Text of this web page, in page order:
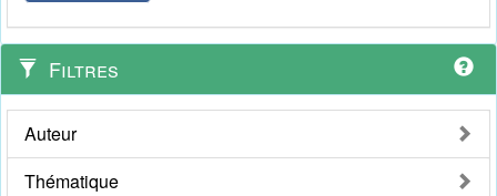
Filtres
Auteur
Thématique